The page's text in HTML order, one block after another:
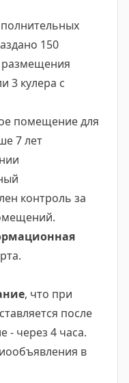
150
размещения
3 кулера с
помещение для
7 лет
контроль за
, что при
после
- через 4 часа.
в